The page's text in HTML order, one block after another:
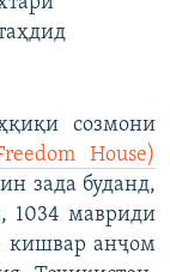
созмони
House)
зада буданд,
1034 мавриди
кишвар анҷом